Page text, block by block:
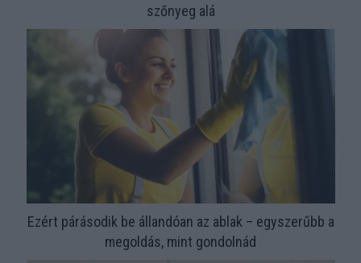
szőnyeg alá
Ezért párásodik be állandóan az ablak – egyszerűbb a
megoldás, mint gondolnád